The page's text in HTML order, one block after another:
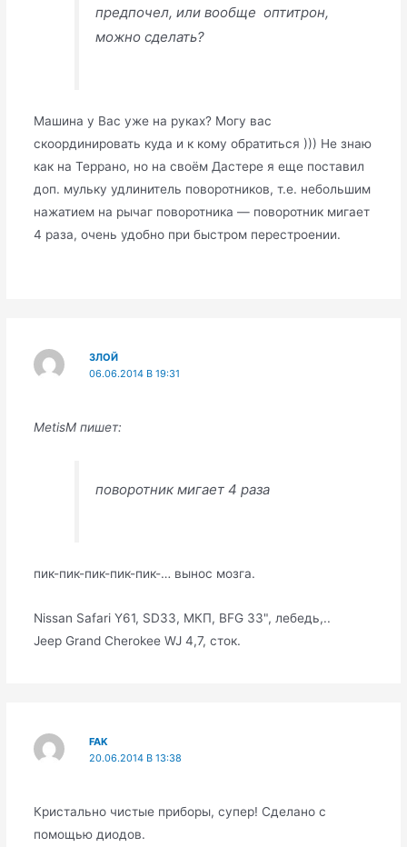
предпочел, или вообще оптитрон,
можно сделать?
Машина у Вас уже на руках? Могу вас
скоординировать куда и к кому обратиться ))) Не знаю
как на Террано, но на своём Дастере я еще поставил
доп. мульку удлинитель поворотников, т.е. небольшим
нажатием на рычаг поворотника — поворотник мигает
4 раза, очень удобно при быстром перестроении.
ЗЛОЙ
06.06.2014 В 19:31
MetisM пишет:
поворотник мигает 4 раза
пик-пик-пик-пик-пик-… вынос мозга.
Nissan Safari Y61, SD33, МКП, BFG 33", лебедь,..
Jeep Grand Cherokee WJ 4,7, сток.
FAK
20.06.2014 В 13:38
Кристально чистые приборы, супер! Сделано с
помощью диодов.